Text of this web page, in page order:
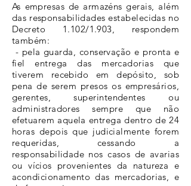
As empresas de armazéns gerais, além
das responsabilidades estabelecidas no
Decreto 1.102/1.903, respondem
também:
- pela guarda, conservação e pronta e
fiel entrega das mercadorias que
tiverem recebido em depósito, sob
pena de serem presos os empresários,
gerentes, superintendentes ou
administradores sempre que não
efetuarem aquela entrega dentro de 24
horas depois que judicialmente forem
requeridas, cessando a
responsabilidade nos casos de avarias
ou vícios provenientes da natureza e
acondicionamento das mercadorias, e